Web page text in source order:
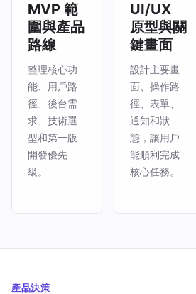
MVP 範
圍與產品
路線
整理核心功
能、用戶路
徑、後台需
求、技術選
型和第一版
開發優先
級。
UI/UX
原型與關
鍵畫面
設計主要畫
面、操作路
徑、表單、
通知和狀
態，讓用戶
能順利完成
核心任務。
產品決策